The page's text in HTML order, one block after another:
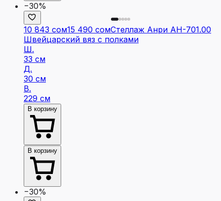
−30%
10 843 сом15 490 сомСтеллаж Анри АН-701.00
Швейцарский вяз с полками
Ш.
33 см
Д.
30 см
В.
229 см
В корзину
В корзину
−30%